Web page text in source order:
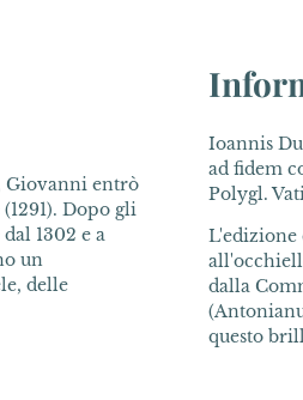
Giovanni entrò
Dopo gli
1302 e a
un
delle
Ioannis
ad fidem
Polygl.
L'edizione
dalla
questo